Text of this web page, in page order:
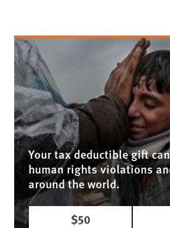
Your tax deductible gift
human rights violations
around the world.
$50